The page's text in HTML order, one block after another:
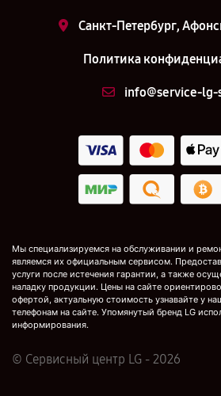
Санкт-Петербург,
Политика
info@service-lg-
Мы специализируемся на обслуживании и
являемся их официальным сервисом.
услуги после истечения гарантии, а также
наладку продукции. Цены на сайте
офертой, актуальную стоимость узнавайте у
телефонам на сайте. Упомянутый бренд LG
информирования.
© Сервисный центр LG - 2026